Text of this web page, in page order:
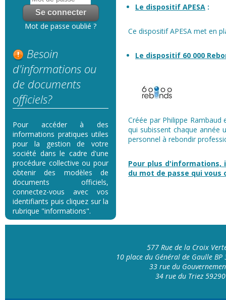
Mot de passe oublié ?
Besoin
d'informations ou
de documents
officiels?
Pour accéder à des
informations pratiques utiles
pour la gestion de votre
société dans le cadre d'une
procédure collective ou pour
obtenir des modèles de
documents officiels,
connectez-vous avec vos
identifiants puis cliquez sur la
rubrique "informations".
Le dispositif APESA :
Ce dispositif APESA met en
Le dispositif 60 000
Créée par Philippe Rambaud
qui subissent chaque année
personnel à rebondir
Pour plus
du mot de passe qui
577 Rue de la Croix
10 place du Général de Gaulle BP
33 rue du
34 rue du Triez 59290